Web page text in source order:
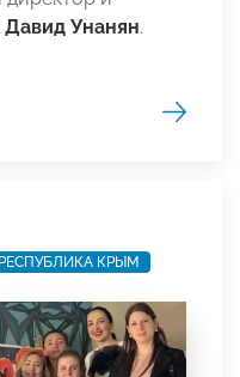
Давид Унанян.
РЕСПУБЛИКА КРЫМ